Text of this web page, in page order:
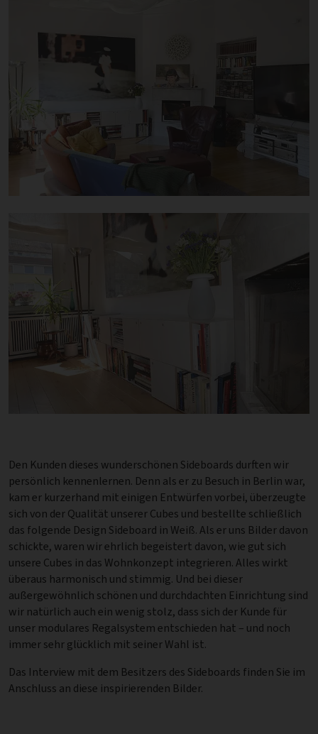
Den Kunden dieses wunderschönen Sideboards durften wir
persönlich kennenlernen. Denn als er zu Besuch in Berlin war,
kam er kurzerhand mit einigen Entwürfen vorbei, überzeugte
sich von der Qualität unserer Cubes und bestellte schließlich
das folgende Design Sideboard in Weiß. Als er uns Bilder davon
schickte, waren wir ehrlich begeistert davon, wie gut sich
unsere Cubes in das Wohnkonzept integrieren. Alles wirkt
überaus harmonisch und stimmig. Und bei dieser
außergewöhnlich schönen und durchdachten Einrichtung sind
wir natürlich auch ein wenig stolz, dass sich der Kunde für
unser modulares Regalsystem entschieden hat – und noch
immer sehr glücklich mit seiner Wahl ist.
Das Interview mit dem Besitzers des Sideboards finden Sie im
Anschluss an diese inspirierenden Bilder.